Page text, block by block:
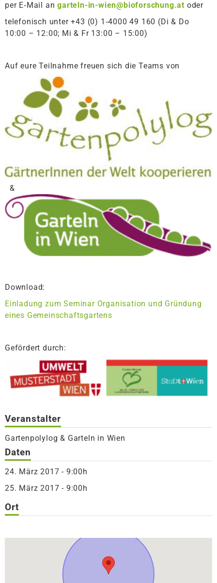
per E‑Mail angarteln-in-wien@bioforschung.at oder
telefonisch unter +43 (0) 1‑4000 49 160 (Di & Do
10:00 – 12:00; Mi & Fr 13:00 – 15:00)
Auf eure Teilnahme freuen sich die Teams von
&
Download:
Einladung zum Seminar Organisation und Gründung
eines Gemeinschaftsgartens
Gefördert durch:
Veranstalter
Gartenpolylog & Garteln in Wien
Daten
24. März 2017 - 9:00h
25. März 2017 - 9:00h
Ort